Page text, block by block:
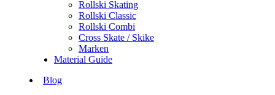
Rollski Skating
Rollski Classic
Rollski Combi
Cross Skate / Skike
Marken
Material Guide
Blog